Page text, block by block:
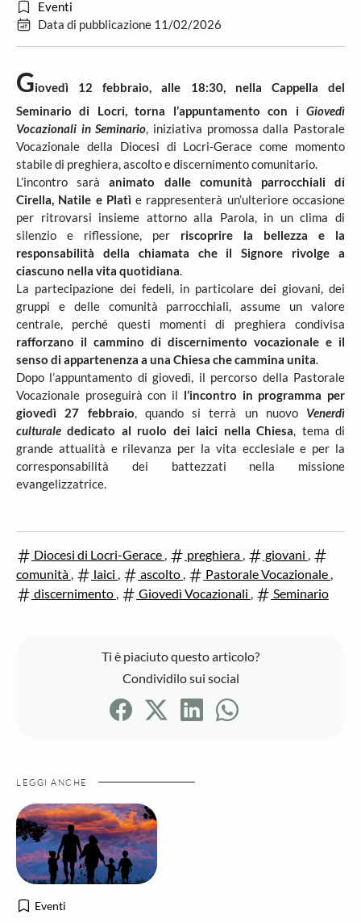
Eventi
Data di pubblicazione 11/02/2026
Giovedì 12 febbraio, alle 18:30, nella Cappella del
Seminario di Locri, torna l’appuntamento con i Giovedì
Vocazionali in Seminario, iniziativa promossa dalla Pastorale
Vocazionale della Diocesi di Locri-Gerace come momento
stabile di preghiera, ascolto e discernimento comunitario.
L’incontro saràanimato dalle comunità parrocchiali di
Cirella, Natile e Platì e rappresenterà un’ulteriore occasione
per ritrovarsi insieme attorno alla Parola, in un clima di
silenzio e riflessione, per riscoprire la bellezza e la
responsabilità della chiamata che il Signore rivolge a
ciascuno nella vita quotidiana.
La partecipazione dei fedeli, in particolare dei giovani, dei
gruppi e delle comunità parrocchiali, assume un valore
centrale, perché questi momenti di preghiera condivisa
rafforzano il cammino di discernimento vocazionale e il
senso di appartenenza a una Chiesa che cammina unita.
Dopo l’appuntamento di giovedì, il percorso della Pastorale
Vocazionale proseguirà con il l’incontro in programma per
giovedì 27 febbraio, quando si terrà un nuovo Venerdì
culturale dedicato al ruolo dei laici nella Chiesa, tema di
grande attualità e rilevanza per la vita ecclesiale e per la
corresponsabilità dei battezzati nella missione
evangelizzatrice.
Diocesi di Locri-Gerace , preghiera , giovani ,
comunità , laici , ascolto , Pastorale Vocazionale ,
discernimento , Giovedì Vocazionali , Seminario
Ti è piaciuto questo articolo?
Condividilo sui social
LEGGI ANCHE
Eventi